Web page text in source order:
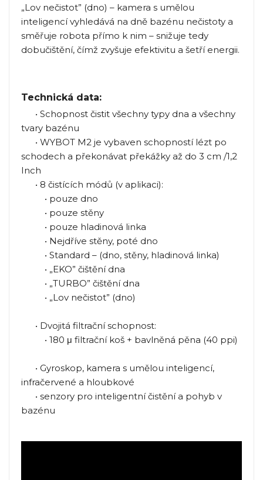
„Lov nečistot” (dno) – kamera s umělou
inteligencí vyhledává na dně bazénu nečistoty a
směřuje robota přímo k nim – snižuje tedy
dobučištění, čímž zvyšuje efektivitu a šetří energii.
Technická data:
• Schopnost čistit všechny typy dna a všechny
tvary bazénu
• WYBOT M2 je vybaven schopností lézt po
schodech a překonávat překážky až do 3 cm /1,2
Inch
• 8 čistících módů (v aplikaci):
• pouze dno
• pouze stěny
• pouze hladinová linka
• Nejdříve stěny, poté dno
• Standard – (dno, stěny, hladinová linka)
• „EKO” čištění dna
• „TURBO” čištění dna
• „Lov nečistot” (dno)
• Dvojitá filtrační schopnost:
• 180 μ filtrační koš + bavlněná pěna (40 ppi)
• Gyroskop, kamera s umělou inteligencí,
infračervené a hloubkové
• senzory pro inteligentní čistění a pohyb v
bazénu